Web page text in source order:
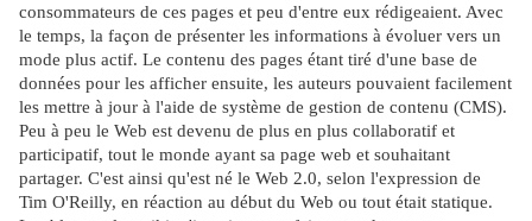
consommateurs de ces pages et peu d'entre eux rédigeaient. Avec
le temps, la façon de présenter les informations à évoluer vers un
mode plus actif. Le contenu des pages étant tiré d'une base de
données pour les afficher ensuite, les auteurs pouvaient facilement
les mettre à jour à l'aide de système de gestion de contenu (CMS).
Peu à peu le Web est devenu de plus en plus collaboratif et
participatif, tout le monde ayant sa page web et souhaitant
partager. C'est ainsi qu'est né le Web 2.0, selon l'expression de
Tim O'Reilly, en réaction au début du Web ou tout était statique.